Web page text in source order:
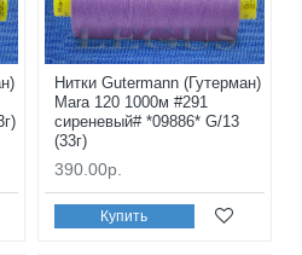
Нитки Gutermann (Гутерман)
Mara 120 1000м #291
сиреневый# *09886* G/13
(33г)
390.00р.
Купить